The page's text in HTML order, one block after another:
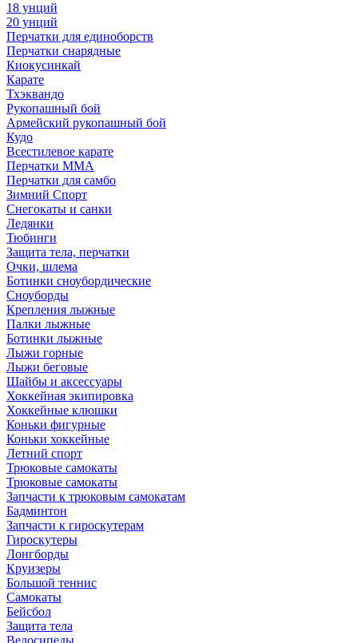
18 унций
20 унций
Перчатки для единоборств
Перчатки снарядные
Киокусинкай
Карате
Тхэквандо
Рукопашный бой
Армейский рукопашный бой
Кудо
Всестилевое карате
Перчатки MMA
Перчатки для самбо
Зимний Спорт
Снегокаты и санки
Ледянки
Тюбинги
Защита тела, перчатки
Очки, шлема
Ботинки сноубордические
Сноуборды
Крепления лыжные
Палки лыжные
Ботинки лыжные
Лыжи горные
Лыжи беговые
Шайбы и аксессуары
Хоккейная экипировка
Хоккейные клюшки
Коньки фигурные
Коньки хоккейные
Летний спорт
Трюковые самокаты
Трюковые самокаты
Запчасти к трюковым самокатам
Бадминтон
Запчасти к гироскутерам
Гироскутеры
Лонгборды
Круизеры
Большой теннис
Самокаты
Бейсбол
Защита тела
Велосипеды